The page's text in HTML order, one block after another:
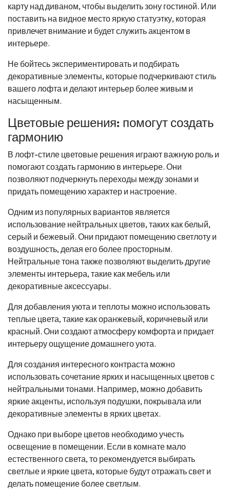
карту над диваном, чтобы выделить зону гостиной. Или
поставить на видное место яркую статуэтку, которая
привлечет внимание и будет служить акцентом в
интерьере.
Не бойтесь экспериментировать и подбирать
декоративные элементы, которые подчеркивают стиль
вашего лофта и делают интерьер более живым и
насыщенным.
Цветовые решения: помогут создать
гармонию
В лофт-стиле цветовые решения играют важную роль и
помогают создать гармонию в интерьере. Они
позволяют подчеркнуть переходы между зонами и
придать помещению характер и настроение.
Одним из популярных вариантов является
использование нейтральных цветов, таких как белый,
серый и бежевый. Они придают помещению светлоту и
воздушность, делая его более просторным.
Нейтральные тона также позволяют выделить другие
элементы интерьера, такие как мебель или
декоративные аксессуары.
Для добавления уюта и теплоты можно использовать
теплые цвета, такие как оранжевый, коричневый или
красный. Они создают атмосферу комфорта и придает
интерьеру ощущение домашнего уюта.
Для создания интересного контраста можно
использовать сочетание ярких и насыщенных цветов с
нейтральными тонами. Например, можно добавить
яркие акценты, используя подушки, покрывала или
декоративные элементы в ярких цветах.
Однако при выборе цветов необходимо учесть
освещение в помещении. Если в комнате мало
естественного света, то рекомендуется выбирать
светлые и яркие цвета, которые будут отражать свет и
делать помещение более светлым.